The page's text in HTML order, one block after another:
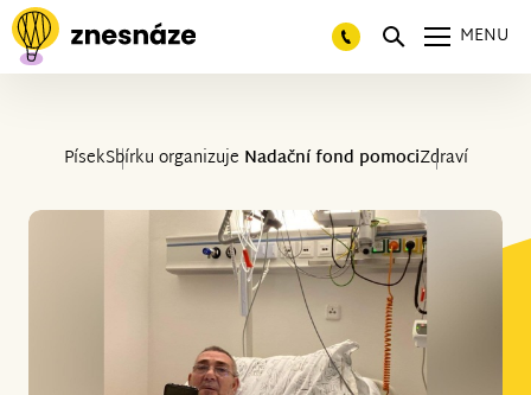
MENU
PísekSbírku organizuje Nadační fond pomociZdraví